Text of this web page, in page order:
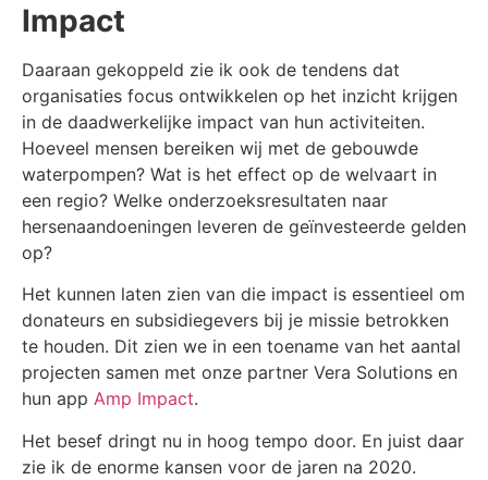
Impact
Daaraan gekoppeld zie ik ook de tendens dat
organisaties focus ontwikkelen op het inzicht krijgen
in de daadwerkelijke impact van hun activiteiten.
Hoeveel mensen bereiken wij met de gebouwde
waterpompen? Wat is het effect op de welvaart in
een regio? Welke onderzoeksresultaten naar
hersenaandoeningen leveren de geïnvesteerde gelden
op?
Het kunnen laten zien van die impact is essentieel om
donateurs en subsidiegevers bij je missie betrokken
te houden. Dit zien we in een toename van het aantal
projecten samen met onze partner Vera Solutions en
hun app Amp Impact.
Het besef dringt nu in hoog tempo door. En juist daar
zie ik de enorme kansen voor de jaren na 2020.